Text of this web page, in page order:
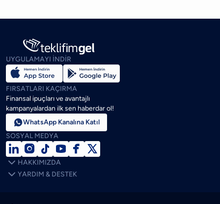
UYGULAMAYI İNDİR
FIRSATLARI KAÇIRMA
Finansal ipuçları ve avantajlı
kampanyalardan ilk sen haberdar ol!
WhatsApp Kanalına Katıl
SOSYAL MEDYA
    

 HAKKIMIZDA
 YARDIM & DESTEK